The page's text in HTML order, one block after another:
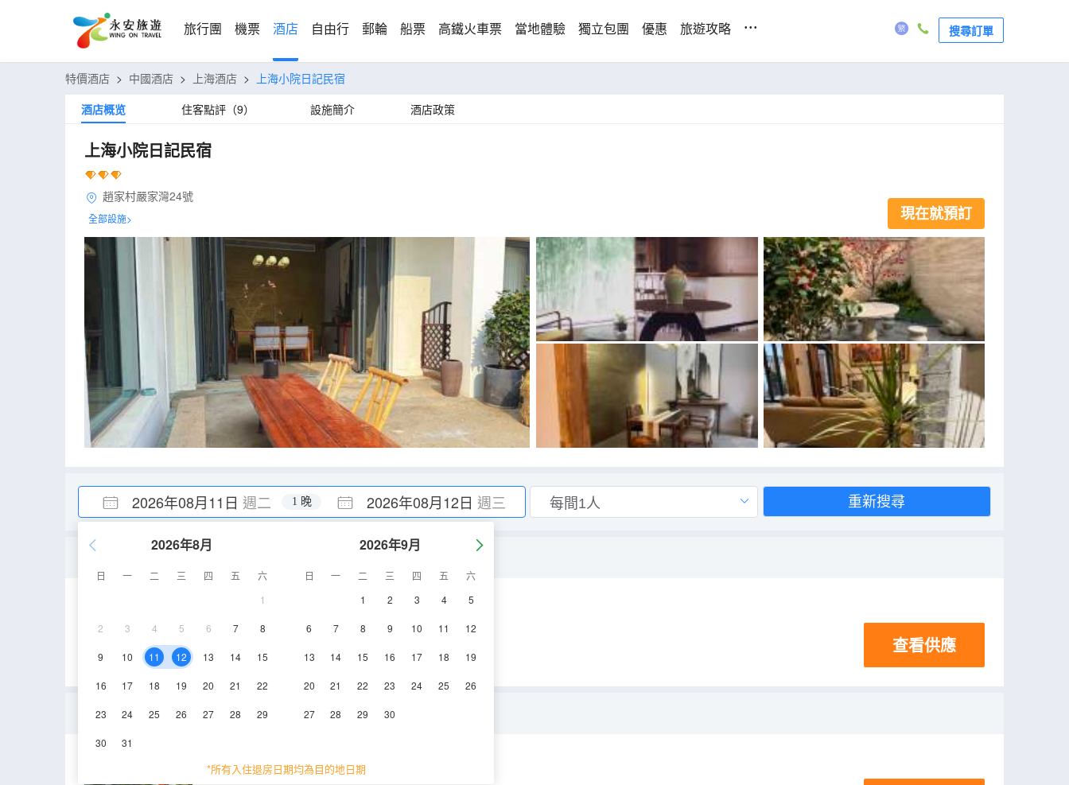
旅行團 機票 酒店 自由行 郵輪 船票 高鐵火車票 當地體驗 獨立包團 優惠 旅遊攻略 ... 搜尋訂單
特價酒店 > 中國酒店 > 上海酒店 >
上海小院日記民宿
酒店概览
住客點評（9） 設施簡介 酒店政策
上海小院日記民宿
趙家村嚴家灣24號
全部設施> 現在就預訂
2026年08月11日 週二 2026年08月12日 週三
1 晚
2026年8月
日 一 二 三 四 五
六
1
2 3 4 5 6 7 8
9 10 11 12 13 14 15
16 17 18 19 20 21 22
23 24 25 26 27 28 29
30 31
2026年9月
日 一 二 三 四 五
六
1
2 3 4 5
6 7 8 9 10 11 12
13 14 15 16 17 18 19
20 21 22 23 24 25 26
27 28 29 30
*所有入住退房日期均為目的地日期
重新搜尋
電視機
查看供應
小院整棟
260㎡ 1-2層 空調